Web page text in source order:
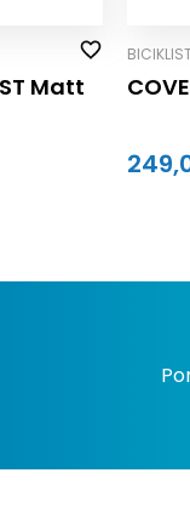
Matt